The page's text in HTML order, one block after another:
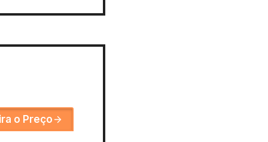
o Preço